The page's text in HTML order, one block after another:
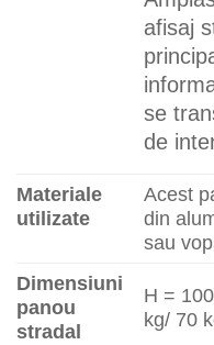
afisaj
se
de
Materiale
utilizate
Acest
din
sau
Dimensiuni
panou
stradal
H =
kg/ 70